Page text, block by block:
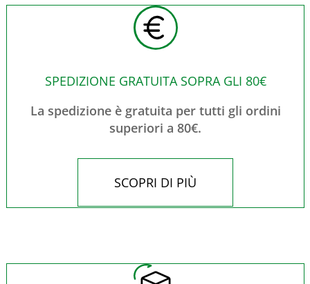
SPEDIZIONE GRATUITA SOPRA GLI 80€
La spedizione è gratuita per tutti gli ordini
superiori a 80€.
SCOPRI DI PIÙ